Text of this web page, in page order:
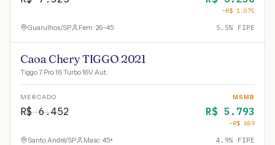
−R$ 1.075
Guarulhos/SP Fem · 26-45 5.5% FIPE
Caoa Chery TIGGO 2021
Tiggo 7 Pro 1.6 Turbo 16V Aut.
MERCADO
R$6.452
MSMB
R$ 5.793
−R$ 659
Santo André/SP Masc · 45+ 4.9% FIPE